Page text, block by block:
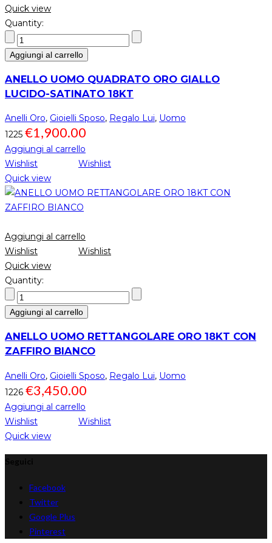
Quick view
Quantity:
Aggiungi al carrello
ANELLO UOMO QUADRATO ORO GIALLO
LUCIDO-SATINATO 18KT
Anelli Oro, Gioielli Sposo, Regalo Lui, Uomo
1225 €1,900.00
Aggiungi al carrello
Wishlist
Wishlist
Quick view
Aggiungi al carrello
Wishlist
Wishlist
Quick view
Quantity:
Aggiungi al carrello
ANELLO UOMO RETTANGOLARE ORO 18KT CON
ZAFFIRO BIANCO
Anelli Oro, Gioielli Sposo, Regalo Lui, Uomo
1226 €3,450.00
Aggiungi al carrello
Wishlist
Wishlist
Quick view
Facebook
Twitter
Google Plus
Pinterest